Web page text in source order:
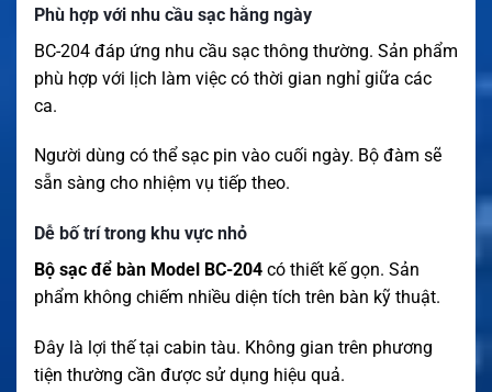
Phù hợp với nhu cầu sạc hằng ngày
BC-204 đáp ứng nhu cầu sạc thông thường. Sản phẩm
phù hợp với lịch làm việc có thời gian nghỉ giữa các
ca.
Người dùng có thể sạc pin vào cuối ngày. Bộ đàm sẽ
sẵn sàng cho nhiệm vụ tiếp theo.
Dễ bố trí trong khu vực nhỏ
Bộ sạc để bàn Model BC-204 có thiết kế gọn. Sản
phẩm không chiếm nhiều diện tích trên bàn kỹ thuật.
Đây là lợi thế tại cabin tàu. Không gian trên phương
tiện thường cần được sử dụng hiệu quả.